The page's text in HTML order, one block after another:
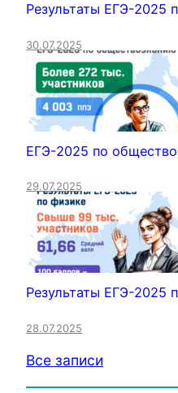
Результаты ЕГЭ-2025
30.07.2025
ЕГЭ-2025 по
29.07.2025
Результаты ЕГЭ-2025
28.07.2025
Все записи